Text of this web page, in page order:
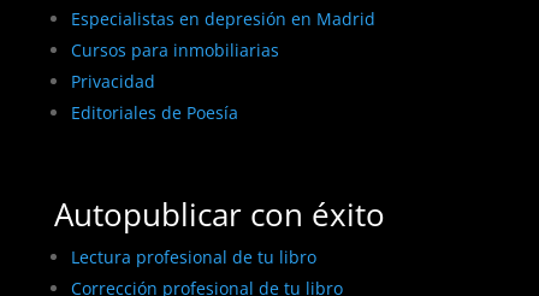
Especialistas en depresión en Madrid
Cursos para inmobiliarias
Privacidad
Editoriales de Poesía
Autopublicar con éxito
Lectura profesional de tu libro
Corrección profesional de tu libro